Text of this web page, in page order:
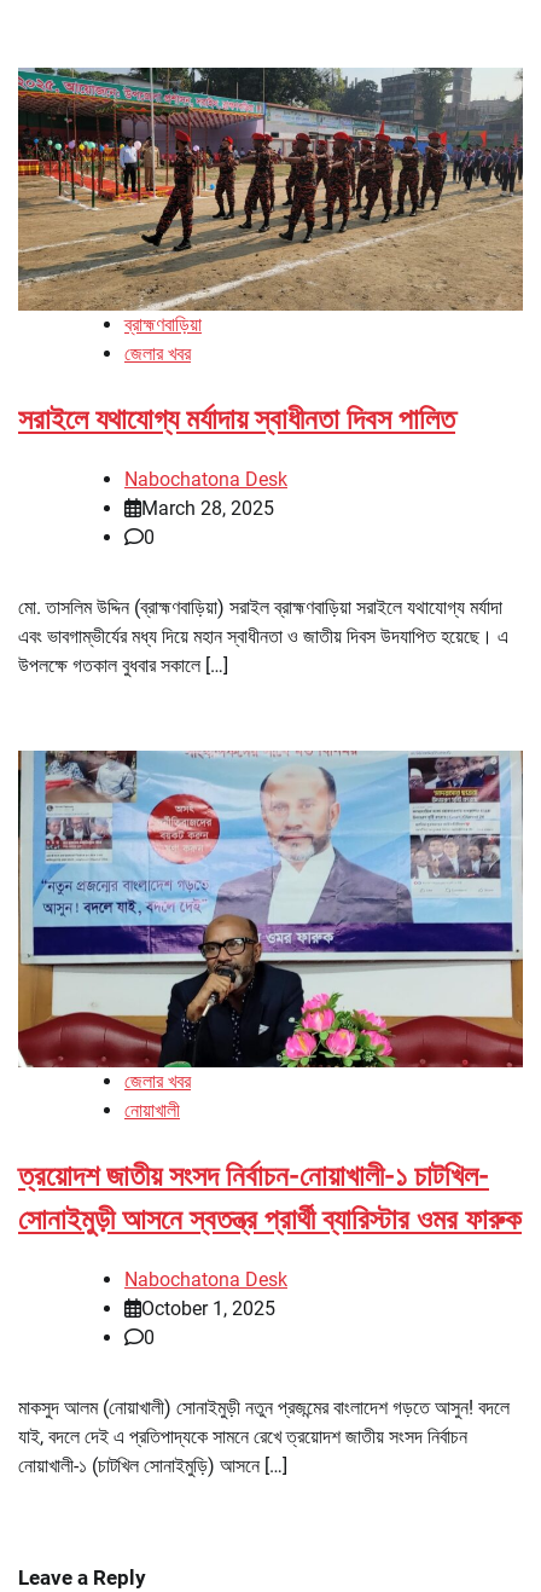
ব্রাহ্মণবাড়িয়া
জেলার খবর
সরাইলে যথাযোগ্য মর্যাদায় স্বাধীনতা দিবস পালিত
Nabochatona Desk
March 28, 2025
0
মো. তাসলিম উদ্দিন (ব্রাহ্মণবাড়িয়া) সরাইল ব্রাহ্মণবাড়িয়া সরাইলে যথাযোগ্য মর্যাদা
এবং ভাবগাম্ভীর্যের মধ্য দিয়ে মহান স্বাধীনতা ও জাতীয় দিবস উদযাপিত হয়েছে। এ
উপলক্ষে গতকাল বুধবার সকালে […]
জেলার খবর
নোয়াখালী
ত্রয়োদশ জাতীয় সংসদ নির্বাচন-নোয়াখালী-১ চাটখিল-
সোনাইমুড়ী আসনে স্বতন্ত্র প্রার্থী ব্যারিস্টার ওমর ফারুক
Nabochatona Desk
October 1, 2025
0
মাকসুদ আলম (নোয়াখালী) সোনাইমুড়ী নতুন প্রজন্মের বাংলাদেশ গড়তে আসুন! বদলে
যাই, বদলে দেই এ প্রতিপাদ্যকে সামনে রেখে ত্রয়োদশ জাতীয় সংসদ নির্বাচন
নোয়াখালী-১ (চাটখিল সোনাইমুড়ি) আসনে […]
Leave a Reply